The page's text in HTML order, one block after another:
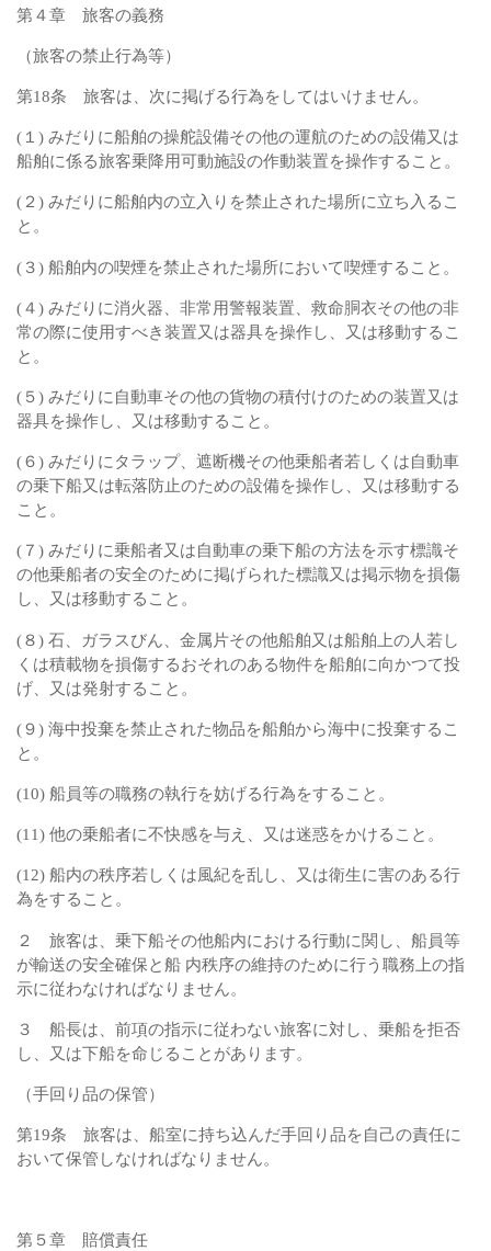
第４章 旅客の義務
（旅客の禁止行為等）
第18条 旅客は、次に掲げる行為をしてはいけません。
(１) みだりに船舶の操舵設備その他の運航のための設備又は
船舶に係る旅客乗降用可動施設の作動装置を操作すること。
(２) みだりに船舶内の立入りを禁止された場所に立ち入るこ
と。
(３) 船舶内の喫煙を禁止された場所において喫煙すること。
(４) みだりに消火器、非常用警報装置、救命胴衣その他の非
常の際に使用すべき装置又は器具を操作し、又は移動するこ
と。
(５) みだりに自動車その他の貨物の積付けのための装置又は
器具を操作し、又は移動すること。
(６) みだりにタラップ、遮断機その他乗船者若しくは自動車
の乗下船又は転落防止のための設備を操作し、又は移動する
こと。
(７) みだりに乗船者又は自動車の乗下船の方法を示す標識そ
の他乗船者の安全のために掲げられた標識又は掲示物を損傷
し、又は移動すること。
(８) 石、ガラスびん、金属片その他船舶又は船舶上の人若し
くは積載物を損傷するおそれのある物件を船舶に向かつて投
げ、又は発射すること。
(９) 海中投棄を禁止された物品を船舶から海中に投棄するこ
と。
(10) 船員等の職務の執行を妨げる行為をすること。
(11) 他の乗船者に不快感を与え、又は迷惑をかけること。
(12) 船内の秩序若しくは風紀を乱し、又は衛生に害のある行
為をすること。
２ 旅客は、乗下船その他船内における行動に関し、船員等
が輸送の安全確保と船 内秩序の維持のために行う職務上の指
示に従わなければなりません。
３ 船長は、前項の指示に従わない旅客に対し、乗船を拒否
し、又は下船を命じることがあります。
（手回り品の保管）
第19条 旅客は、船室に持ち込んだ手回り品を自己の責任に
おいて保管しなければなりません。
第５章 賠償責任